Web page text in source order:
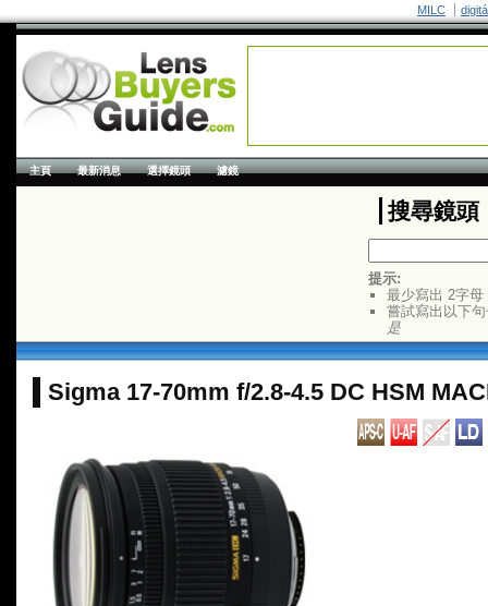
MILC
主頁 最新消息 選擇鏡頭 濾鏡
搜尋鏡頭
提示:
最少寫出 2字母
嘗試寫出以下
是
Sigma 17-70mm f/2.8-4.5 DC HSM